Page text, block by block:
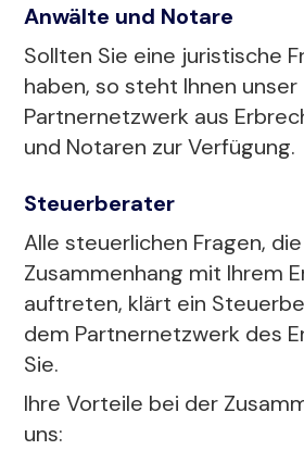
Anwälte und Notare
Sollten Sie eine juristische
haben, so steht Ihnen unser
Partnernetzwerk aus
und Notaren zur Verfügung.
Steuerberater
Alle steuerlichen Fragen,
Zusammenhang mit Ihrem
auftreten, klärt ein
dem Partnernetzwerk des
Sie.
Ihre Vorteile bei der
uns: